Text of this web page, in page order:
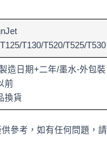
T130/T520/T525/T530
造日期+二年/墨水-外包裝
前
換貨
參考，如有任何問題，請